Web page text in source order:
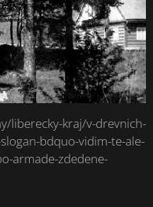
liberecky-kraj/v-drevnich-
bdquo-vidim-te-ale-
armade-zdedene-